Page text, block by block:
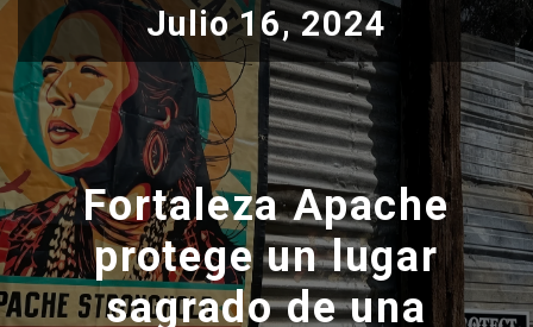
Julio 16, 2024
Fortaleza Apache
protege un lugar
sagrado de una